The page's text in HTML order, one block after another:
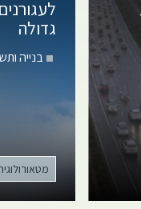
לעגורנים
גדולה
בנייה